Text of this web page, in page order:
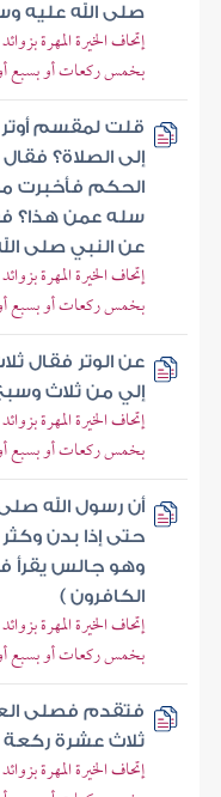
صلى الله عليه
إتحاف الخيرة المهرة
بخمس ركعات أو بسبع
قلت لمقسم أوتر
إلى الصلاة؟
الحكم فأخبرت
سله عمن هذا؟
عن النبي صلى
إتحاف الخيرة المهرة
بخمس ركعات أو بسبع
عن الوتر فقال
إلي من ثلاث
إتحاف الخيرة المهرة
بخمس ركعات أو بسبع
أن رسول الله
حتى إذا بدن
وهو جالس يقرأ
الكافرون )
إتحاف الخيرة المهرة
بخمس ركعات أو بسبع
فتقدم فصلى
ثلاث عشرة ركعة
إتحاف الخيرة المهرة